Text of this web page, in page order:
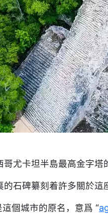
尤卡坦半島最高金字塔
的石碑纂刻着許多關於這
個城市的原名，意爲 “